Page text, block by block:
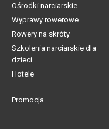
Ośrodki narciarskie
Wyprawy rowerowe
Rowery na skróty
Szkolenia narciarskie dla
dzieci
Hotele
Promocja